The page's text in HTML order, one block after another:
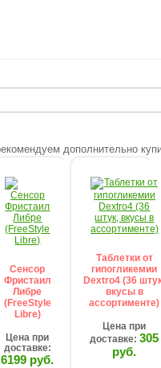
Сенсор
Фристаил
Либре
(FreeStylе
Libre)
Цена при
доставке:
6199 руб.
Таблетки от
гипогликемии
Dextro4 (36
вкусы в
ассортименте)
Цена при
доставке:305
руб.